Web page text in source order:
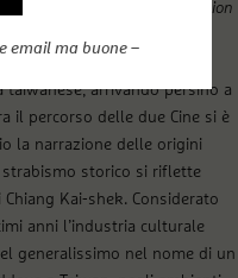
l’importazione del
nation
Party ha sancito la
arrivando persino a
il percorso delle due Cine si è
la narrazione delle origini
strabismo storico si riflette
Kai-shek. Considerato
anni l’industria culturale
generalissimo nel nome di un
email ma buone –